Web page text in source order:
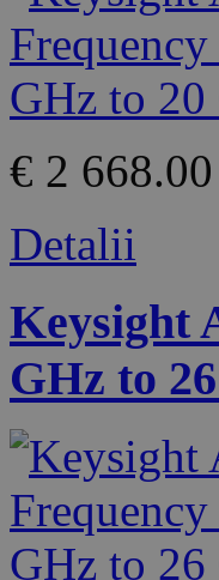
€ 2 668.00
Detalii
Keysight
GHz to